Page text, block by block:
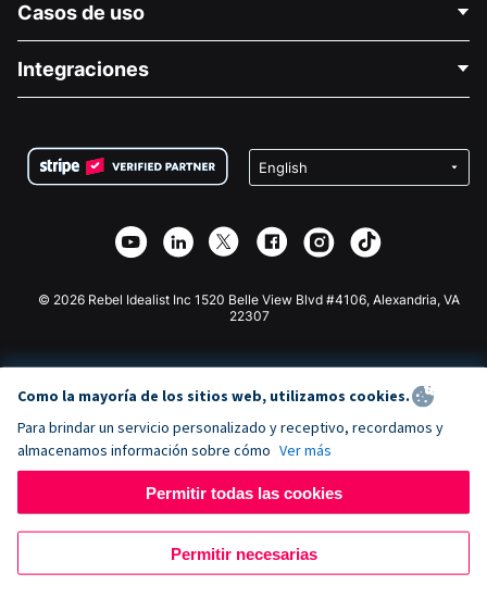
Acerca de nosotros
Carreras
Privacidad
Asociación de afiliados
Casos de uso
Recaudación de fondos para fines médicos
Recaudación de fondos para escuelas
Integraciones
Plugin de donaciones de Wix
Aplicación de donaciones de Webflow
Donaciones de Joomla
© 2026 Rebel Idealist Inc 1520 Belle View Blvd #4106, Alexandria, VA
22307
Como la mayoría de los sitios web, utilizamos cookies.
Para brindar un servicio personalizado y receptivo, recordamos y
almacenamos información sobre cómo Ver más
Permitir todas las cookies
Permitir necesarias